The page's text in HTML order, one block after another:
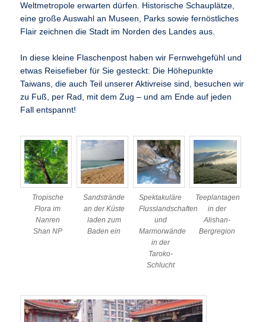
Weltmetropole erwarten dürfen. Historische Schauplätze,
eine große Auswahl an Museen, Parks sowie fernöstliches
Flair zeichnen die Stadt im Norden des Landes aus.
In diese kleine Flaschenpost haben wir Fernwehgefühl und
etwas Reisefieber für Sie gesteckt: Die Höhepunkte
Taiwans, die auch Teil unserer Aktivreise sind, besuchen wir
zu Fuß, per Rad, mit dem Zug – und am Ende auf jeden
Fall entspannt!
Tropische
Flora im
Nanren
Shan NP
Sandstrände
an der Küste
laden zum
Baden ein
Spektakuläre
Flusslandschaften
und
Marmorwände
in der
Taroko-
Schlucht
Teeplantagen
in der
Alishan-
Bergregion